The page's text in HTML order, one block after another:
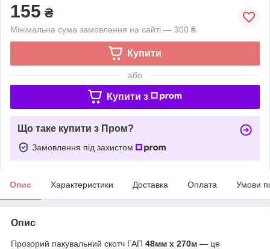
155 ₴
Мінімальна сума замовлення на сайті — 300 ₴
Купити
або
Купити з
Що таке купити з Пром?
Замовлення під захистом
Опис Характеристики Доставка Оплата Умови
Опис
Прозорий пакувальний скотч ГАП 48мм x 270м — це